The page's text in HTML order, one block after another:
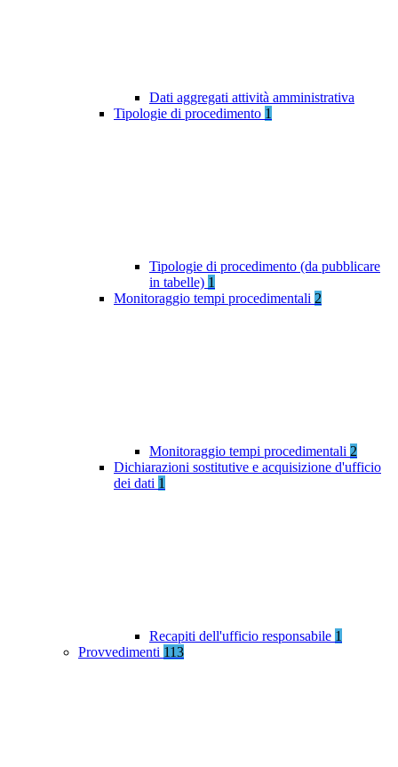
Dati aggregati attività amministrativa
Tipologie di procedimento 1
Tipologie di procedimento (da pubblicare
in tabelle) 1
Monitoraggio tempi procedimentali 2
Monitoraggio tempi procedimentali 2
Dichiarazioni sostitutive e acquisizione d'ufficio
dei dati 1
Recapiti dell'ufficio responsabile 1
Provvedimenti 113